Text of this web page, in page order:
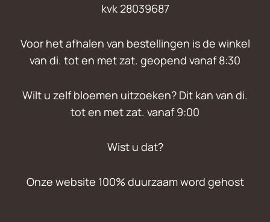
kvk 28039687
Voor het afhalen van bestellingen is de winkel
van di. tot en met zat. geopend vanaf 8:30
Wilt u zelf bloemen uitzoeken? Dit kan van di.
tot en met zat. vanaf 9:00
Wist u dat?
Onze website 100% duurzaam word gehost